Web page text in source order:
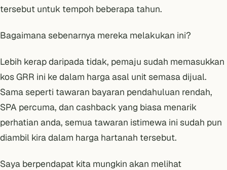
tersebut untuk tempoh beberapa tahun.
Bagaimana sebenarnya mereka melakukan ini?
Lebih kerap daripada tidak, pemaju sudah memasukkan
kos GRR ini ke dalam harga asal unit semasa dijual.
Sama seperti tawaran bayaran pendahuluan rendah,
SPA percuma, dan cashback yang biasa menarik
perhatian anda, semua tawaran istimewa ini sudah pun
diambil kira dalam harga hartanah tersebut.
Saya berpendapat kita mungkin akan melihat